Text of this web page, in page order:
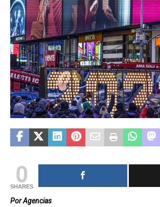
0
SHARES
Por Agencias